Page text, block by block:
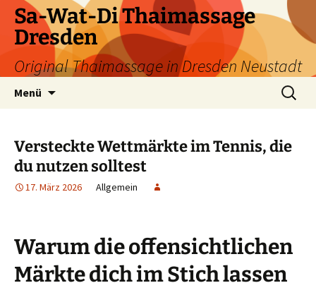
Zum
Inhalt
springen
Sa-Wat-Di Thaimassage
Dresden
Original Thaimassage in Dresden Neustadt
Menü
Suchen
nach:
Versteckte Wettmärkte im Tennis, die
du nutzen solltest
17. März 2026 Allgemein
Warum die offensichtlichen
Märkte dich im Stich lassen